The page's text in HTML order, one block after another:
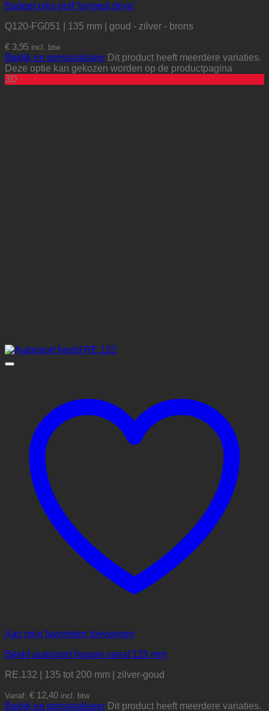
Budget prijs golf ‘longest drive’
Q120-FG051 | 135 mm | goud - zilver - brons
€ 3,95 incl. btw
Bekijk en personaliseer Dit product heeft meerdere variaties.
Deze optie kan gekozen worden op de productpagina
3D
Aan mijn favorieten toevoegen
Beeld autosport bougie vanaf 135 mm
RE.132 | 135 tot 200 mm | zilver-goud
Vanaf: € 12,40 incl. btw
Bekijk en personaliseer Dit product heeft meerdere variaties.